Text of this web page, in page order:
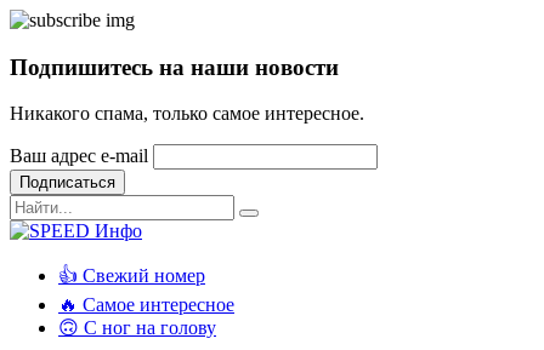
Подпишитесь на наши новости
Никакого спама, только самое интересное.
Ваш адрес e-mail
Подписаться
👍 Свежий номер
🔥 Самое интересное
🙃 С ног на голову